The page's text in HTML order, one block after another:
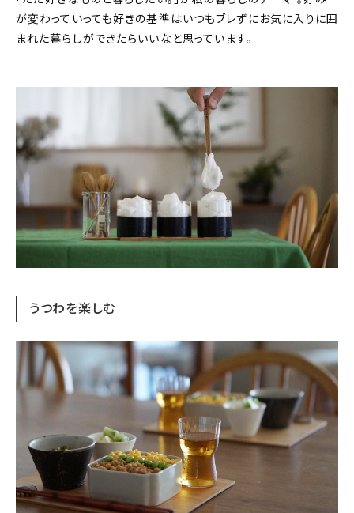
が変わっていっても好きの基準はいつもブレずにお気に入りに囲
まれた暮らしができたらいいなと思っています。
うつわを楽しむ